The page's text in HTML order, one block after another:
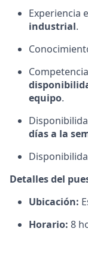
Experiencia
industrial.
equipo.
días a la
Detalles del
Ubicación:
Horario: 8